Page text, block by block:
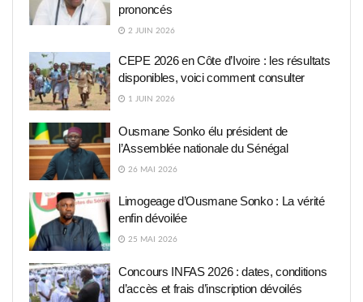
prononcés
2 JUIN 2026
CEPE 2026 en Côte d’Ivoire : les résultats
disponibles, voici comment consulter
1 JUIN 2026
Ousmane Sonko élu président de
l’Assemblée nationale du Sénégal
26 MAI 2026
Limogeage d’Ousmane Sonko : La vérité
enfin dévoilée
25 MAI 2026
Concours INFAS 2026 : dates, conditions
d’accès et frais d’inscription dévoilés